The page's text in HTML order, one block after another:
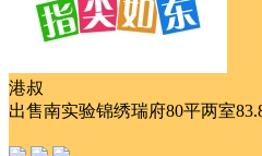
港叔
出售南实验锦绣瑞府80平两室